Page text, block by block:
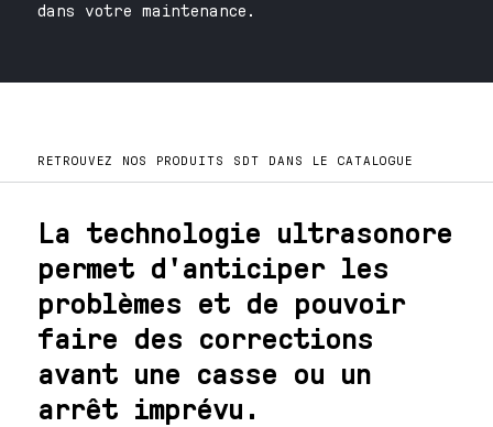
dans votre maintenance.
RETROUVEZ NOS PRODUITS SDT DANS LE CATALOGUE
La technologie ultrasonore
permet d'anticiper les
problèmes et de pouvoir
faire des corrections
avant une casse ou un
arrêt imprévu.